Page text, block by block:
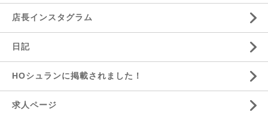
店長インスタグラム
日記
HOシュランに掲載されました！
求人ページ